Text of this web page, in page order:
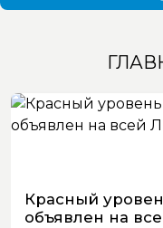
Красный
объявлен на